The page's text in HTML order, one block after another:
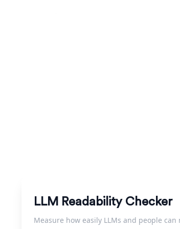
LLM Readability Checker
Measure how easily LLMs and people